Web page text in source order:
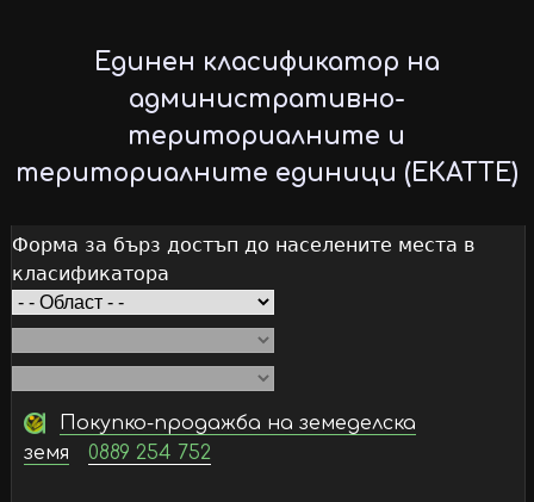
to
main
content
Единен класификатор на
административно-
териториалните и
териториалните единици (ЕКАТТЕ)
Форма за бърз достъп до населените места в
класификатора
Покупко-продажба на земеделска
земя
0889 254 752